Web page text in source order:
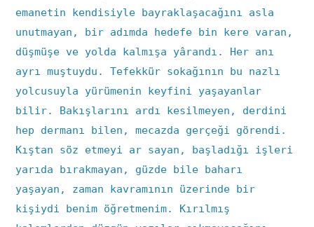
emanetin kendisiyle bayraklaşacağını asla
unutmayan, bir adımda hedefe bin kere varan,
düşmüşe ve yolda kalmışa yârandı. Her anı
ayrı muştuydu. Tefekkür sokağının bu nazlı
yolcusuyla yürümenin keyfini yaşayanlar
bilir. Bakışlarını ardı kesilmeyen, derdini
hep dermanı bilen, mecazda gerçeği görendi.
Kıştan söz etmeyi ar sayan, başladığı işleri
yarıda bırakmayan, güzde bile baharı
yaşayan, zaman kavramının üzerinde bir
kişiydi benim öğretmenim. Kırılmış